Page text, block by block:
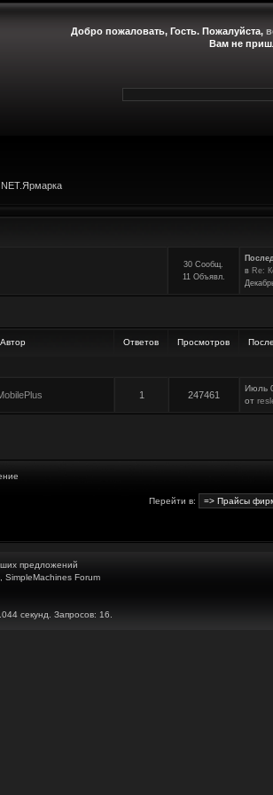
Добро пожаловать, Гость. Пожалуйста,
Вам не
NET.Ярмарка
30 Сообщ.
11 Объявл.
в Re:
Автор Ответов Просмотров
1 247461
Июль
от
Перейти в:
предложений
SimpleMachines Forum
секунд. Запросов: 16.